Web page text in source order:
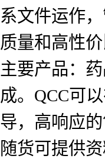
系文件运作
质量和高性
主要产品：
成。QCC可
导，高响应的
随货可提供